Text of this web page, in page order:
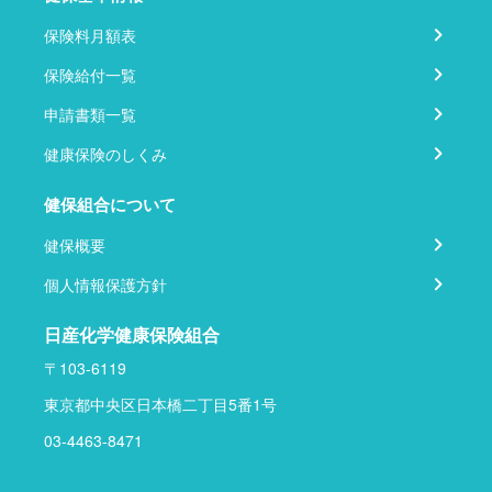
保険料月額表
保険給付一覧
申請書類一覧
健康保険のしくみ
健保組合について
健保概要
個人情報保護方針
日産化学健康保険組合
〒103-6119
東京都中央区日本橋二丁目5番1号
03-4463-8471